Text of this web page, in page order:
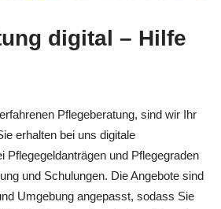
digital – Hilfe
Pflegeberatung, sind wir Ihr
erhalten bei uns digitale
Pflegegeldanträgen und Pflegegraden
und Schulungen. Die Angebote sind
Umgebung angepasst, sodass Sie